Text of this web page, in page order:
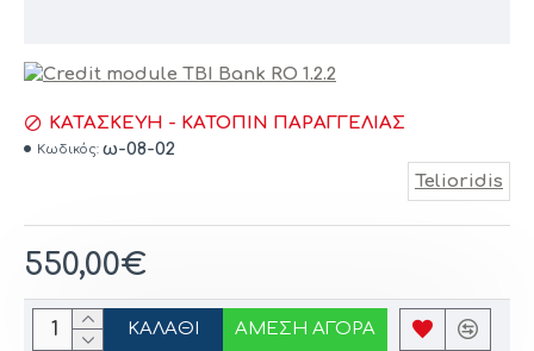
550,00€
ΚΑΤΑΣΚΕΥΉ - ΚΑΤΌΠΙΝ ΠΑΡΑΓΓΕΛΊΑΣ
Κωδικός: ω-08-02
Telioridis
ΚΑΛΆΘΙ ΆΜΕΣΗ ΑΓΟΡΆ